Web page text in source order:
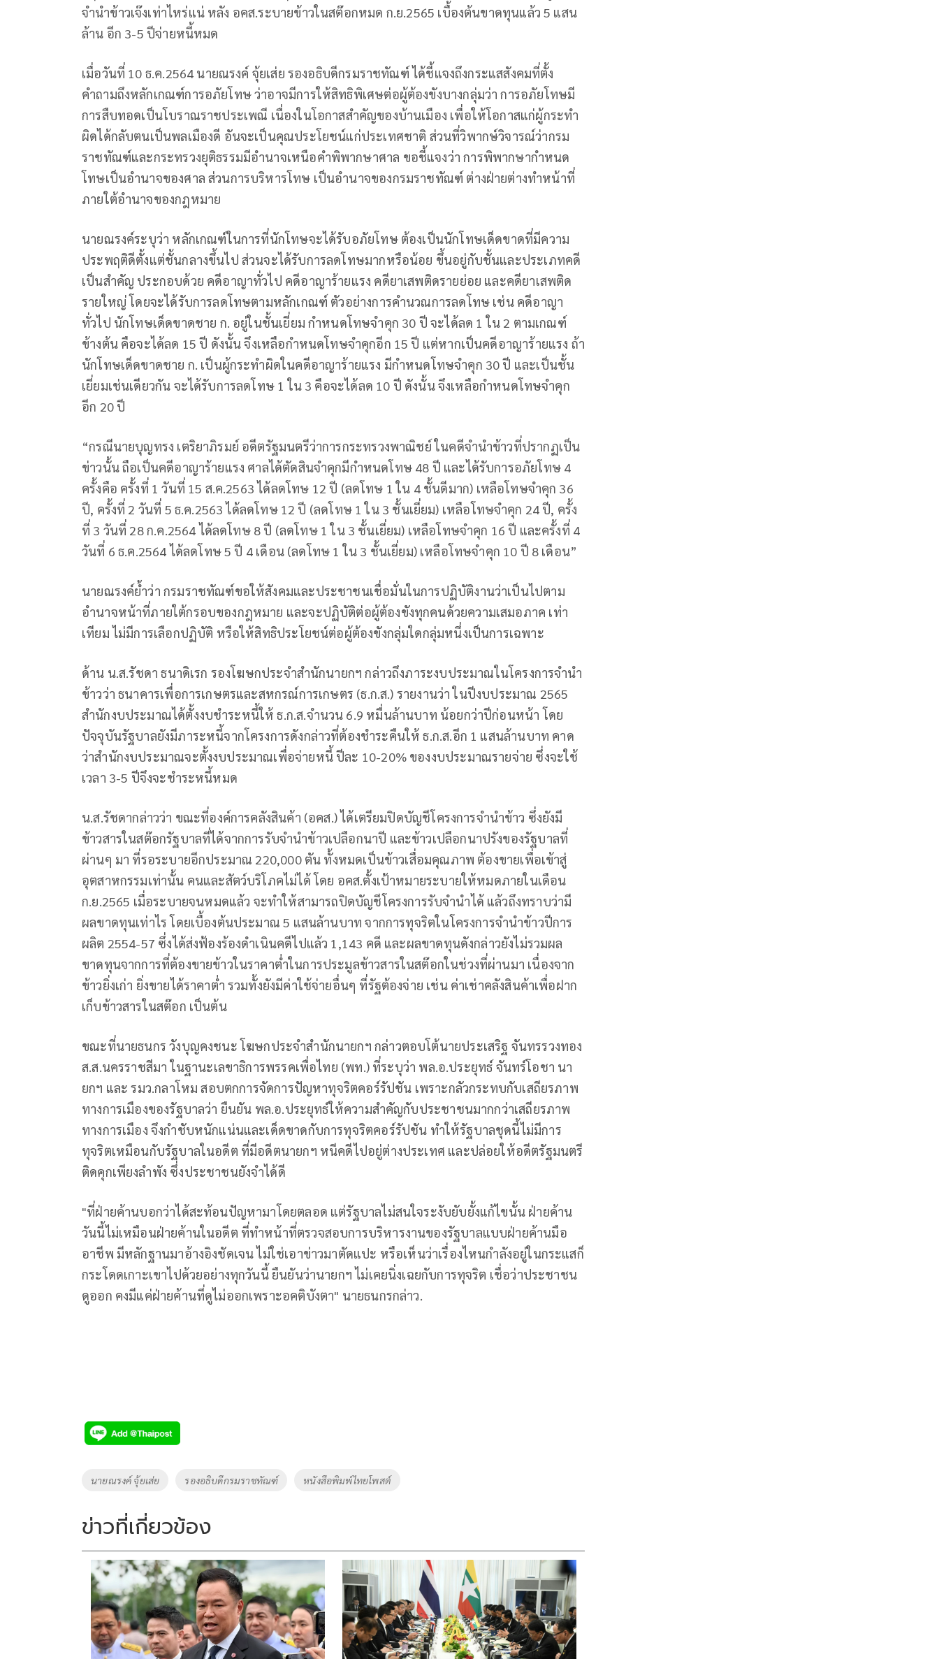
จำนำข้าวเจ๊งเท่าไหร่แน่ หลัง อคส.ระบายข้าวในสต๊อกหมด ก.ย.2565 เบื้องต้นขาดทุนแล้ว 5 แสน
ล้าน อีก 3-5 ปีจ่ายหนี้หมด
เมื่อวันที่ 10 ธ.ค.2564 นายณรงค์ จุ้ยเส่ย รองอธิบดีกรมราชทัณฑ์ ได้ชี้แจงถึงกระแสสังคมที่ตั้ง
คำถามถึงหลักเกณฑ์การอภัยโทษ ว่าอาจมีการให้สิทธิพิเศษต่อผู้ต้องขังบางกลุ่มว่า การอภัยโทษมี
การสืบทอดเป็นโบราณราชประเพณี เนื่องในโอกาสสำคัญของบ้านเมือง เพื่อให้โอกาสแก่ผู้กระทำ
ผิดได้กลับตนเป็นพลเมืองดี อันจะเป็นคุณประโยชน์แก่ประเทศชาติ ส่วนที่วิพากษ์วิจารณ์ว่ากรม
ราชทัณฑ์และกระทรวงยุติธรรมมีอำนาจเหนือคำพิพากษาศาล ขอชี้แจงว่า การพิพากษากำหนด
โทษเป็นอำนาจของศาล ส่วนการบริหารโทษ เป็นอำนาจของกรมราชทัณฑ์ ต่างฝ่ายต่างทำหน้าที่
ภายใต้อำนาจของกฎหมาย
นายณรงค์ระบุว่า หลักเกณฑ์ในการที่นักโทษจะได้รับอภัยโทษ ต้องเป็นนักโทษเด็ดขาดที่มีความ
ประพฤติดีตั้งแต่ชั้นกลางขึ้นไป ส่วนจะได้รับการลดโทษมากหรือน้อย ขึ้นอยู่กับชั้นและประเภทคดี
เป็นสำคัญ ประกอบด้วย คดีอาญาทั่วไป คดีอาญาร้ายแรง คดียาเสพติดรายย่อย และคดียาเสพติด
รายใหญ่ โดยจะได้รับการลดโทษตามหลักเกณฑ์ ตัวอย่างการคำนวณการลดโทษ เช่น คดีอาญา
ทั่วไป นักโทษเด็ดขาดชาย ก. อยู่ในชั้นเยี่ยม กำหนดโทษจำคุก 30 ปี จะได้ลด 1 ใน 2 ตามเกณฑ์
ข้างต้น คือจะได้ลด 15 ปี ดังนั้น จึงเหลือกำหนดโทษจำคุกอีก 15 ปี แต่หากเป็นคดีอาญาร้ายแรง ถ้า
นักโทษเด็ดขาดชาย ก. เป็นผู้กระทำผิดในคดีอาญาร้ายแรง มีกำหนดโทษจำคุก 30 ปี และเป็นชั้น
เยี่ยมเช่นเดียวกัน จะได้รับการลดโทษ 1 ใน 3 คือจะได้ลด 10 ปี ดังนั้น จึงเหลือกำหนดโทษจำคุก
อีก 20 ปี
“กรณีนายบุญทรง เตริยาภิรมย์ อดีตรัฐมนตรีว่าการกระทรวงพาณิชย์ ในคดีจำนำข้าวที่ปรากฏเป็น
ข่าวนั้น ถือเป็นคดีอาญาร้ายแรง ศาลได้ตัดสินจำคุกมีกำหนดโทษ 48 ปี และได้รับการอภัยโทษ 4
ครั้งคือ ครั้งที่ 1 วันที่ 15 ส.ค.2563 ได้ลดโทษ 12 ปี (ลดโทษ 1 ใน 4 ชั้นดีมาก) เหลือโทษจำคุก 36
ปี, ครั้งที่ 2 วันที่ 5 ธ.ค.2563 ได้ลดโทษ 12 ปี (ลดโทษ 1 ใน 3 ชั้นเยี่ยม) เหลือโทษจำคุก 24 ปี, ครั้ง
ที่ 3 วันที่ 28 ก.ค.2564 ได้ลดโทษ 8 ปี (ลดโทษ 1 ใน 3 ชั้นเยี่ยม) เหลือโทษจำคุก 16 ปี และครั้งที่ 4
วันที่ 6 ธ.ค.2564 ได้ลดโทษ 5 ปี 4 เดือน (ลดโทษ 1 ใน 3 ชั้นเยี่ยม) เหลือโทษจำคุก 10 ปี 8 เดือน”
นายณรงค์ย้ำว่า กรมราชทัณฑ์ขอให้สังคมและประชาชนเชื่อมั่นในการปฏิบัติงานว่าเป็นไปตาม
อำนาจหน้าที่ภายใต้กรอบของกฎหมาย และจะปฏิบัติต่อผู้ต้องขังทุกคนด้วยความเสมอภาค เท่า
เทียม ไม่มีการเลือกปฏิบัติ หรือให้สิทธิประโยชน์ต่อผู้ต้องขังกลุ่มใดกลุ่มหนึ่งเป็นการเฉพาะ
ด้าน น.ส.รัชดา ธนาดิเรก รองโฆษกประจำสำนักนายกฯ กล่าวถึงภาระงบประมาณในโครงการจำนำ
ข้าวว่า ธนาคารเพื่อการเกษตรและสหกรณ์การเกษตร (ธ.ก.ส.) รายงานว่า ในปีงบประมาณ 2565
สำนักงบประมาณได้ตั้งงบชำระหนี้ให้ ธ.ก.ส.จำนวน 6.9 หมื่นล้านบาท น้อยกว่าปีก่อนหน้า โดย
ปัจจุบันรัฐบาลยังมีภาระหนี้จากโครงการดังกล่าวที่ต้องชำระคืนให้ ธ.ก.ส.อีก 1 แสนล้านบาท คาด
ว่าสำนักงบประมาณจะตั้งงบประมาณเพื่อจ่ายหนี้ ปีละ 10-20% ของงบประมาณรายจ่าย ซึ่งจะใช้
เวลา 3-5 ปีจึงจะชำระหนี้หมด
น.ส.รัชดากล่าวว่า ขณะที่องค์การคลังสินค้า (อคส.) ได้เตรียมปิดบัญชีโครงการจำนำข้าว ซึ่งยังมี
ข้าวสารในสต๊อกรัฐบาลที่ได้จากการรับจำนำข้าวเปลือกนาปี และข้าวเปลือกนาปรังของรัฐบาลที่
ผ่านๆ มา ที่รอระบายอีกประมาณ 220,000 ตัน ทั้งหมดเป็นข้าวเสื่อมคุณภาพ ต้องขายเพื่อเข้าสู่
อุตสาหกรรมเท่านั้น คนและสัตว์บริโภคไม่ได้ โดย อคส.ตั้งเป้าหมายระบายให้หมดภายในเดือน
ก.ย.2565 เมื่อระบายจนหมดแล้ว จะทำให้สามารถปิดบัญชีโครงการรับจำนำได้ แล้วถึงทราบว่ามี
ผลขาดทุนเท่าไร โดยเบื้องต้นประมาณ 5 แสนล้านบาท จากการทุจริตในโครงการจำนำข้าวปีการ
ผลิต 2554-57 ซึ่งได้ส่งฟ้องร้องดำเนินคดีไปแล้ว 1,143 คดี และผลขาดทุนดังกล่าวยังไม่รวมผล
ขาดทุนจากการที่ต้องขายข้าวในราคาต่ำในการประมูลข้าวสารในสต๊อกในช่วงที่ผ่านมา เนื่องจาก
ข้าวยิ่งเก่า ยิ่งขายได้ราคาต่ำ รวมทั้งยังมีค่าใช้จ่ายอื่นๆ ที่รัฐต้องจ่าย เช่น ค่าเช่าคลังสินค้าเพื่อฝาก
เก็บข้าวสารในสต๊อก เป็นต้น
ขณะที่นายธนกร วังบุญคงชนะ โฆษกประจำสำนักนายกฯ กล่าวตอบโต้นายประเสริฐ จันทรรวงทอง
ส.ส.นครราชสีมา ในฐานะเลขาธิการพรรคเพื่อไทย (พท.) ที่ระบุว่า พล.อ.ประยุทธ์ จันทร์โอชา นา
ยกฯ และ รมว.กลาโหม สอบตกการจัดการปัญหาทุจริตคอร์รัปชัน เพราะกลัวกระทบกับเสถียรภาพ
ทางการเมืองของรัฐบาลว่า ยืนยัน พล.อ.ประยุทธ์ให้ความสำคัญกับประชาชนมากกว่าเสถียรภาพ
ทางการเมือง จึงกำชับหนักแน่นและเด็ดขาดกับการทุจริตคอร์รัปชัน ทำให้รัฐบาลชุดนี้ไม่มีการ
ทุจริตเหมือนกับรัฐบาลในอดีต ที่มีอดีตนายกฯ หนีคดีไปอยู่ต่างประเทศ และปล่อยให้อดีตรัฐมนตรี
ติดคุกเพียงลำพัง ซึ่งประชาชนยังจำได้ดี
"ที่ฝ่ายค้านบอกว่าได้สะท้อนปัญหามาโดยตลอด แต่รัฐบาลไม่สนใจระงับยับยั้งแก้ไขนั้น ฝ่ายค้าน
วันนี้ไม่เหมือนฝ่ายค้านในอดีต ที่ทำหน้าที่ตรวจสอบการบริหารงานของรัฐบาลแบบฝ่ายค้านมือ
อาชีพ มีหลักฐานมาอ้างอิงชัดเจน ไม่ใช่เอาข่าวมาตัดแปะ หรือเห็นว่าเรื่องไหนกำลังอยู่ในกระแสก็
กระโดดเกาะเขาไปด้วยอย่างทุกวันนี้ ยืนยันว่านายกฯ ไม่เคยนิ่งเฉยกับการทุจริต เชื่อว่าประชาชน
ดูออก คงมีแค่ฝ่ายค้านที่ดูไม่ออกเพราะอคติบังตา" นายธนกรกล่าว.
Tags
นายณรงค์ จุ้ยเส่ย รองอธิบดีกรมราชทัณฑ์ หนังสือพิมพ์ไทยโพสต์
ข่าวที่เกี่ยวข้อง